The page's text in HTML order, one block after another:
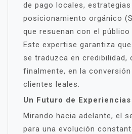
de pago locales, estrategias
posicionamiento orgánico
que resuenan con el público
Este expertise garantiza
se traduzca en credibilidad,
finalmente, en la
clientes leales.
Un Futuro de
Mirando hacia adelante, el
para una evolución